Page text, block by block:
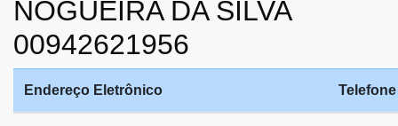
NOGUEIRA DA SILVA
00942621956
Endereço Eletrônico Telefone